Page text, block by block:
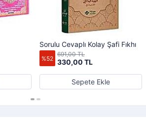
Sorulu Cevaplı Kolay Şafi Fıkhı
%52 330,00 TL
691,00 TL
Sepete Ekle